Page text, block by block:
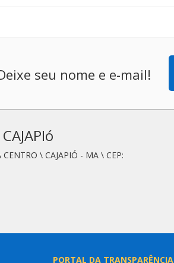
seu nome e e-mail!
\ CAJAPIÓ - MA \ CEP:
PORTAL DA TRANSPARÊNCIA